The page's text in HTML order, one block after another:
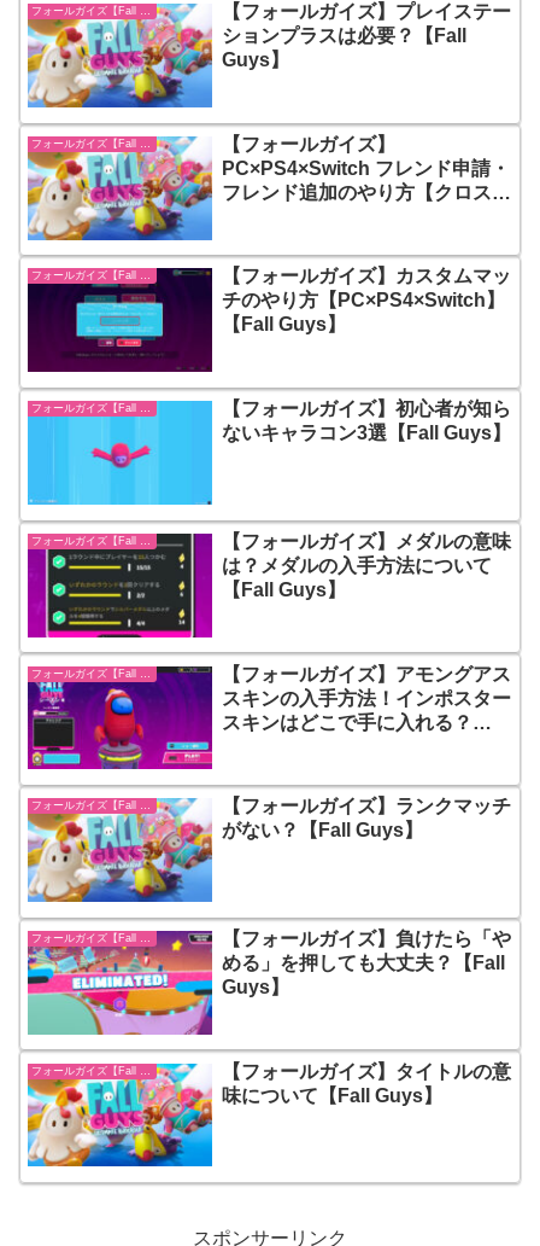
フォールガイズ【Fall Guys】
【フォールガイズ】プレイステー
ションプラスは必要？【Fall
Guys】
【フォールガイズ】
PC×PS4×Switch フレンド申請・
フレンド追加のやり方【クロスプ
フォールガイズ【Fall Guys】
【フォールガイズ】カスタムマッ
チのやり方【PC×PS4×Switch】
【Fall Guys】
フォールガイズ【Fall Guys】
【フォールガイズ】初心者が知ら
ないキャラコン3選【Fall Guys】
【フォールガイズ】メダルの意味
は？メダルの入手方法について
【Fall Guys】
【フォールガイズ】アモングアス
スキンの入手方法！インポスター
スキンはどこで手に入れる？
フォールガイズ【Fall Guys】
【フォールガイズ】ランクマッチ
がない？【Fall Guys】
【フォールガイズ】負けたら「や
める」を押しても大丈夫？【Fall
Guys】
【フォールガイズ】タイトルの意
味について【Fall Guys】
スポンサーリンク